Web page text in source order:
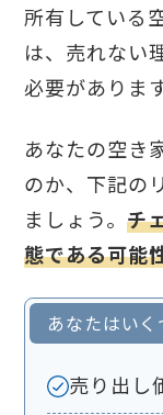
所有している
は、売れない
必要があります
あなたの空き
のか、下記の
ましょう。 チ
態である可能
あなたはいく
売り出し